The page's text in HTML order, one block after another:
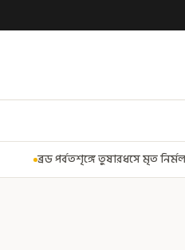
নির্মল পুরজা! নিশ্চিত করল Elite